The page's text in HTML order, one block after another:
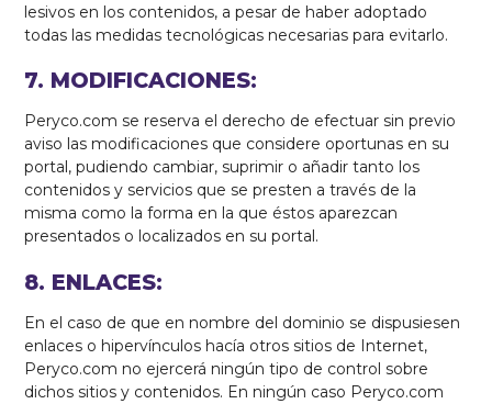
lesivos en los contenidos, a pesar de haber adoptado
todas las medidas tecnológicas necesarias para evitarlo.
7. MODIFICACIONES:
Peryco.com se reserva el derecho de efectuar sin previo
aviso las modificaciones que considere oportunas en su
portal, pudiendo cambiar, suprimir o añadir tanto los
contenidos y servicios que se presten a través de la
misma como la forma en la que éstos aparezcan
presentados o localizados en su portal.
8. ENLACES:
En el caso de que en nombre del dominio se dispusiesen
enlaces o hipervínculos hacía otros sitios de Internet,
Peryco.com no ejercerá ningún tipo de control sobre
dichos sitios y contenidos. En ningún caso Peryco.com